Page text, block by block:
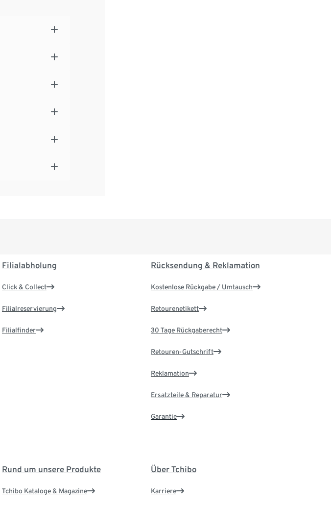
Filialabholung
Click & Collect
Filialreservierung
Filialfinder
Rücksendung & Reklamation
Kostenlose Rückgabe / Umtausch
Retourenetikett
30 Tage Rückgaberecht
Retouren-Gutschrift
Reklamation
Ersatzteile & Reparatur
Garantie
Rund um unsere Produkte
Tchibo Kataloge & Magazine
Über Tchibo
Karriere